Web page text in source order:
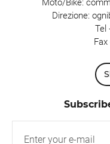
Moto/Bike:
Direzione:
Tel